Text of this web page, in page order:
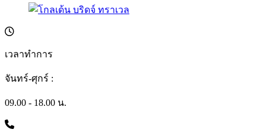
เวลาทำการ
จันทร์-ศุกร์ :
09.00 - 18.00 น.